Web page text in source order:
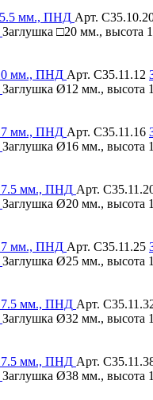
Арт.
Заглушка □20 мм.,
Арт. С35.11.12
Заглушка Ø12 мм.,
Арт. С35.11.16
Заглушка Ø16 мм.,
Арт.
Заглушка Ø20 мм.,
Арт. С35.11.25
Заглушка Ø25 мм.,
Арт.
Заглушка Ø32 мм.,
Арт.
Заглушка Ø38 мм.,